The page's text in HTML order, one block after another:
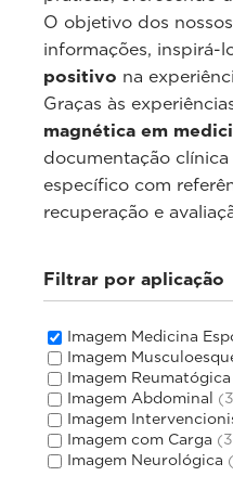
O objetivo dos
informações, inspirá-
positivo na
Graças às
magnética em
documentação
específico com
recuperação e
Filtrar por aplicação
Imagem Medicina
Imagem
Imagem Reumatógica
Imagem Abdominal
Imagem
Imagem com Carga
Imagem Neurológica